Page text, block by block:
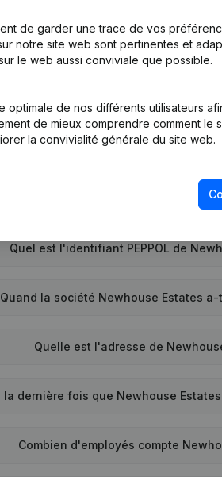
Personne Morale, Ouverture
Quel est le numéro de TVA de
Quel est l'identifiant PEPPOL de
Quand la société Newhouse Estates
Quelle est l'adresse de
la dernière fois que Newhouse
Combien d'employés compte
de garder une trace de vos
notre site web sont pertinentes et
le web aussi conviviale que possible.
optimale de nos différents utilisateurs
de mieux comprendre comment le
la convivialité générale du site web.